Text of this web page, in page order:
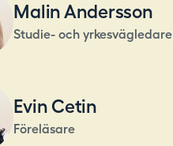
Malin Andersson
Studie- och yrkesvägledare
Evin Cetin
Föreläsare